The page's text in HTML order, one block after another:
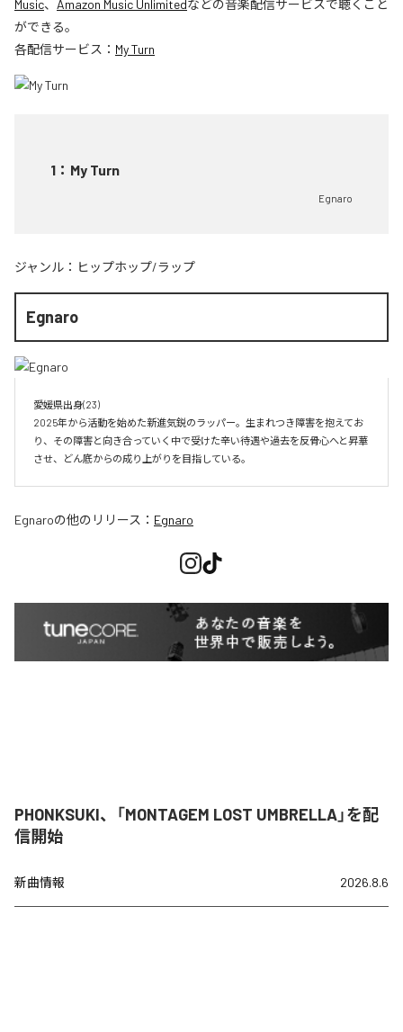
Music、 Amazon Music Unlimitedなどの音楽配信サービスで聴くこと
ができる。
各配信サービス： My Turn
1 ： My Turn
Egnaro
ジャンル： ヒップホップ/ラップ
Egnaro
愛媛県出身(23)
2025年から活動を始めた新進気鋭のラッパー。生まれつき障害を抱えてお
り、その障害と向き合っていく中で受けた辛い待遇や過去を反骨心へと昇華
させ、どん底からの成り上がりを目指している。
Egnaroの他のリリース： Egnaro
PHONKSUKI、「MONTAGEM LOST UMBRELLA」を配
信開始
新曲情報 2026.8.6